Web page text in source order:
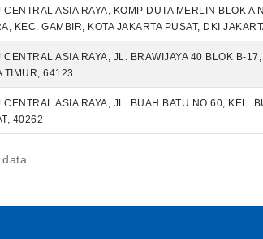
CENTRAL ASIA RAYA, KOMP DUTA MERLIN BLOK
KEC. GAMBIR, KOTA JAKARTA PUSAT, DKI
CENTRAL ASIA RAYA, JL. BRAWIJAYA 40 BLOK B-
TIMUR, 64123
CENTRAL ASIA RAYA, JL. BUAH BATU NO 60, KEL.
40262